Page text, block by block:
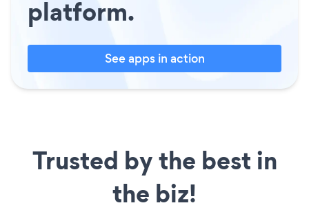
platform.
See apps in action
Trusted by the best in
the biz!